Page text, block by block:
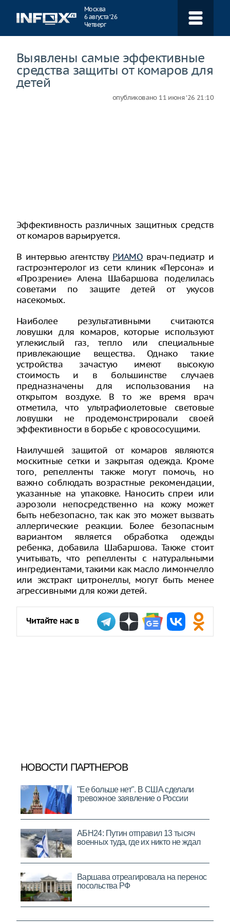
Москва
6 августа ‘26
Четверг
Выявлены самые эффективные
средства защиты от комаров для
детей
опубликовано 11 июня ‘26 21:10
Эффективность различных защитных средств
от комаров варьируется.
В интервью агентству РИАМО врач-педиатр и
гастроэнтеролог из сети клиник «Персона» и
«Прозрение» Алена Шабаршова поделилась
советами по защите детей от укусов
насекомых.
Наиболее результативными считаются
ловушки для комаров, которые используют
углекислый газ, тепло или специальные
привлекающие вещества. Однако такие
устройства зачастую имеют высокую
стоимость и в большинстве случаев
предназначены для использования на
открытом воздухе. В то же время врач
отметила, что ультрафиолетовые светoвые
ловушки не продемонстрировали своей
эффективности в борьбе с кровососущими.
Наилучшей защитой от комаров являются
москитные сетки и закрытая одежда. Кроме
того, репелленты также могут помочь, но
важно соблюдать возрастные рекомендации,
указанные на упаковке. Наносить спреи или
аэрозоли непосредственно на кожу может
быть небезопасно, так как это может вызвать
аллергические реакции. Более безопасным
вариантом является обработка одежды
ребенка, добавила Шабаршова. Также стоит
учитывать, что репелленты с натуральными
ингредиентами, такими как масло лимончелло
или экстракт цитронеллы, могут быть менее
агрессивными для кожи детей.
Читайте нас в